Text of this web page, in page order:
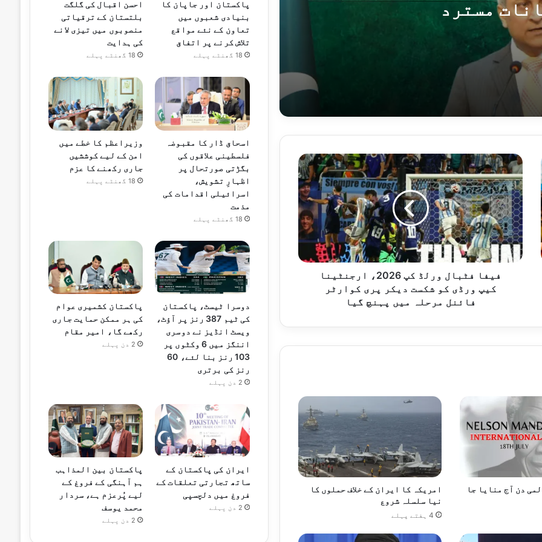
مسترد
کے بے بنیاد بیانات مسترد
12 دہشت گرد ہلاک
پر عملدرآمد کا مطالبہ
وفاقی وزیر توانائی کا پاکستان ایران شراکت داری مزید مضبوط بنانے کے عزم کا اعادہ
کے منصوبے جلد مکمل کرنے کی ہدایت
پاکستان سمیت 8 اسلامی ممالک کی غزہ میں اسرائیلی کارروائیوں کی شدید مذمت، فوری جنگ بندی اور انسانی امداد کی فراہمی کا مطالبہ
فیفا
فٹبال
ورلڈ
کپ
2026،
ارجنٹینا
کیپ
ورڈی
کو
فیفا فٹبال ورلڈ کپ 2026، ارجنٹینا
کیپ ورڈی کو شکست دیکر پری کوارٹر
فائنل مرحلہ میں پہنچ گیا
دن آج منایا جا
امریکہ کا ایران کے خلاف حملوں کا
نیا سلسلہ شروع
4 ہفتے پہلے
پاکستان اور جاپان کا
بنیادی شعبوں میں
تعاون کے نئے مواقع
تلاش کرنے پر اتفاق
18 گھنٹے پہلے
احسن اقبال کی گلگت
بلتستان کے ترقیاتی
منصوبوں میں تیزی لانے
کی ہدایت
18 گھنٹے پہلے
اسحاق ڈار کا مقبوضہ
فلسطینی علاقوں کی
بگڑتی صورتحال پر
اظہارِ تشویش،
اسرائیلی اقدامات کی
مذمت
18 گھنٹے پہلے
وزیراعظم کا خطے میں
امن کے لیے کوششیں
جاری رکھنے کا عزم
18 گھنٹے پہلے
دوسرا ٹیسٹ، پاکستان
کی ٹیم 387 رنز پر آؤٹ،
ویسٹ انڈیز نے دوسری
اننگز میں 6 وکٹوں پر
103 رنز بنا لئے، 60
رنز کی برتری
2 دن پہلے
پاکستان کشمیری عوام
کی ہر ممکن حمایت جاری
رکھے گا، امیر مقام
2 دن پہلے
ایران کی پاکستان کے
ساتھ تجارتی تعلقات کے
فروغ میں دلچسپی
2 دن پہلے
پاکستان بین المذاہب
ہم آہنگی کے فروغ کے
لیے پُرعزم ہے، سردار
محمد یوسف
2 دن پہلے